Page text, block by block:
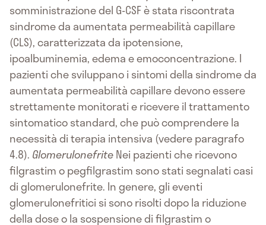
somministrazione del G-CSF è stata riscontrata
sindrome da aumentata permeabilità capillare
(CLS), caratterizzata da ipotensione,
ipoalbuminemia, edema e emoconcentrazione. I
pazienti che sviluppano i sintomi della sindrome da
aumentata permeabilità capillare devono essere
strettamente monitorati e ricevere il trattamento
sintomatico standard, che può comprendere la
necessità di terapia intensiva (vedere paragrafo
4.8). GlomerulonefriteNei pazienti che ricevono
filgrastim o pegfilgrastim sono stati segnalati casi
di glomerulonefrite. In genere, gli eventi
glomerulonefritici si sono risolti dopo la riduzione
della dose o la sospensione di filgrastim o